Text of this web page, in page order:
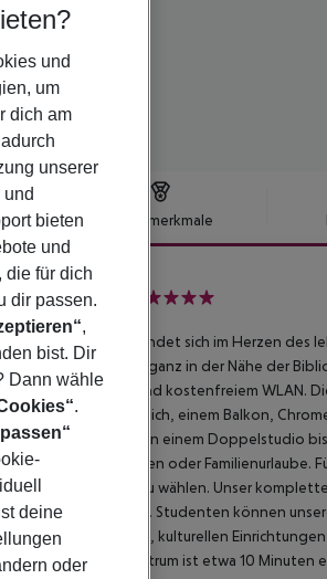
Hotelmerkmale
Bibliothèque befindet sich im Herzen des
(Linie 14) und ganz in der Nähe der
Parkplatz und kostenfreiem WLAN.
einem Arbeitsbereich, einem Balkon,
ausgestattet. Von einem Doppelstudio
Ihre Geschäftsreisen oder Familienurlaube.
und Wäscheservice zu wählen. Unser
und frisches Obst. Studenten können
von Universitäten, kulturellen
Seine. Das Stadtzentrum ist etwa 10
und
um
dich am
unserer
und
bieten
und
die für dich
dir passen.
,
bist. Dir
Dann wähle
.
deine
oder